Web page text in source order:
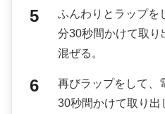
ふんわりとラップを
分30秒間かけて取り
混ぜる。
再びラップをして、
30秒間かけて取り出